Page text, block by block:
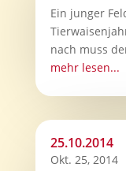
Ein junger
nach muss
mehr lesen...
25.10.2014
Okt. 25, 2014